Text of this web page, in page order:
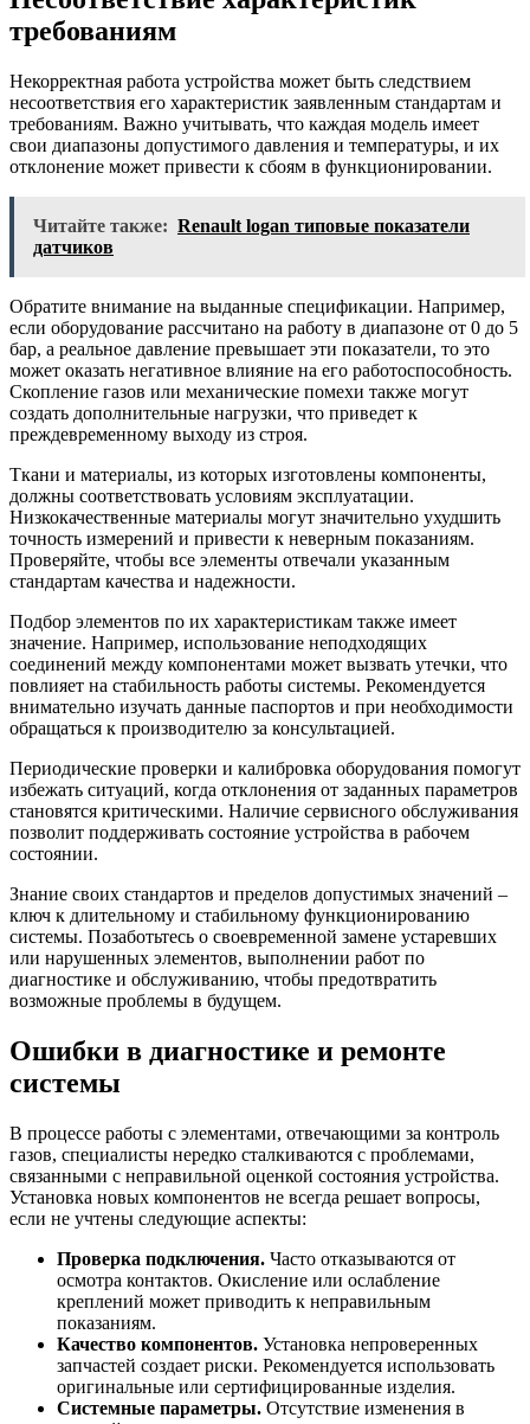
требованиям
Некорректная работа устройства может быть следствием
несоответствия его характеристик заявленным стандартам и
требованиям. Важно учитывать, что каждая модель имеет
свои диапазоны допустимого давления и температуры, и их
отклонение может привести к сбоям в функционировании.
Читайте также: Renault logan типовые показатели
датчиков
Обратите внимание на выданные спецификации. Например,
если оборудование рассчитано на работу в диапазоне от 0 до 5
бар, а реальное давление превышает эти показатели, то это
может оказать негативное влияние на его работоспособность.
Скопление газов или механические помехи также могут
создать дополнительные нагрузки, что приведет к
преждевременному выходу из строя.
Ткани и материалы, из которых изготовлены компоненты,
должны соответствовать условиям эксплуатации.
Низкокачественные материалы могут значительно ухудшить
точность измерений и привести к неверным показаниям.
Проверяйте, чтобы все элементы отвечали указанным
стандартам качества и надежности.
Подбор элементов по их характеристикам также имеет
значение. Например, использование неподходящих
соединений между компонентами может вызвать утечки, что
повлияет на стабильность работы системы. Рекомендуется
внимательно изучать данные паспортов и при необходимости
обращаться к производителю за консультацией.
Периодические проверки и калибровка оборудования помогут
избежать ситуаций, когда отклонения от заданных параметров
становятся критическими. Наличие сервисного обслуживания
позволит поддерживать состояние устройства в рабочем
состоянии.
Знание своих стандартов и пределов допустимых значений –
ключ к длительному и стабильному функционированию
системы. Позаботьтесь о своевременной замене устаревших
или нарушенных элементов, выполнении работ по
диагностике и обслуживанию, чтобы предотвратить
возможные проблемы в будущем.
Ошибки в диагностике и ремонте
системы
В процессе работы с элементами, отвечающими за контроль
газов, специалисты нередко сталкиваются с проблемами,
связанными с неправильной оценкой состояния устройства.
Установка новых компонентов не всегда решает вопросы,
если не учтены следующие аспекты:
Проверка подключения. Часто отказываются от
осмотра контактов. Окисление или ослабление
креплений может приводить к неправильным
показаниям.
Качество компонентов. Установка непроверенных
запчастей создает риски. Рекомендуется использовать
оригинальные или сертифицированные изделия.
Системные параметры. Отсутствие изменения в